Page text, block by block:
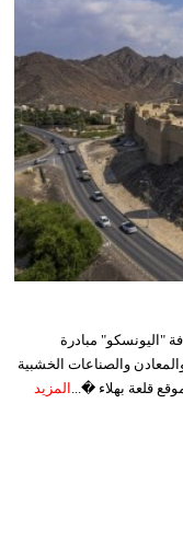
"اليونسكو" مبادرة
والصناعات الخشبية
قلعة بهلاء �... المزيد